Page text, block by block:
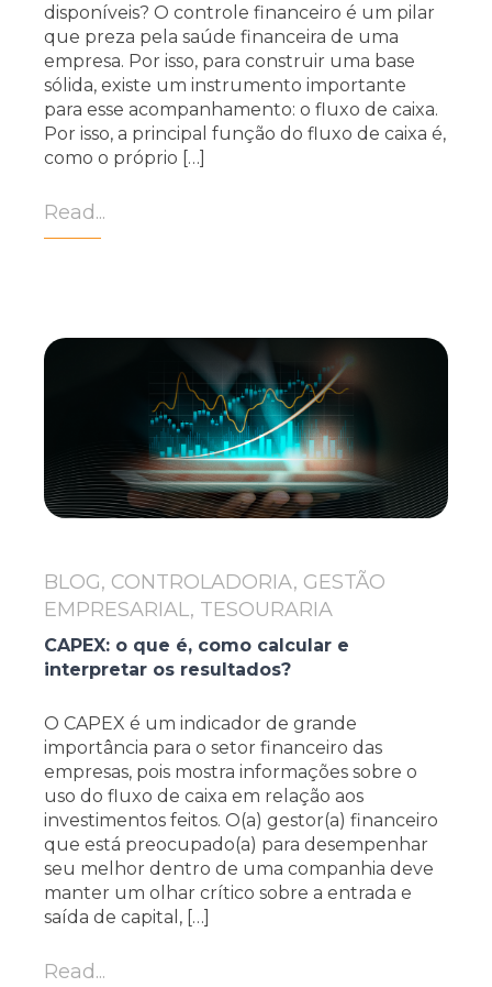
disponíveis? O controle financeiro é um pilar
que preza pela saúde financeira de uma
empresa. Por isso, para construir uma base
sólida, existe um instrumento importante
para esse acompanhamento: o fluxo de caixa.
Por isso, a principal função do fluxo de caixa é,
como o próprio […]
Read...
BLOG, CONTROLADORIA, GESTÃO
EMPRESARIAL, TESOURARIA
CAPEX: o que é, como calcular e
interpretar os resultados?
O CAPEX é um indicador de grande
importância para o setor financeiro das
empresas, pois mostra informações sobre o
uso do fluxo de caixa em relação aos
investimentos feitos. O(a) gestor(a) financeiro
que está preocupado(a) para desempenhar
seu melhor dentro de uma companhia deve
manter um olhar crítico sobre a entrada e
saída de capital, […]
Read...